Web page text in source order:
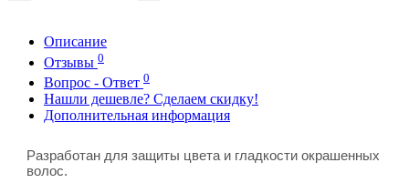
Описание
Отзывы 0
Вопрос - Ответ 0
Нашли дешевле? Сделаем скидку!
Дополнительная информация
Разработан для защиты цвета и гладкости окрашенных
волос.